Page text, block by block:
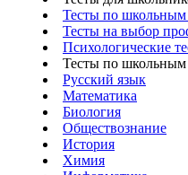
Тесты по школьным
Тесты на выбор
Психологические
Тесты по школьным
Русский язык
Математика
Биология
Обществознание
История
Химия